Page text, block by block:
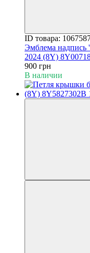
ID товара:
Эмблема надпись
2024 (8Y)
900 грн
В наличии